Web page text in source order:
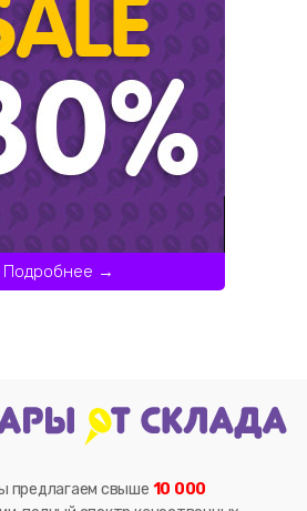
Подробнее →
предлагаем свыше 10 000